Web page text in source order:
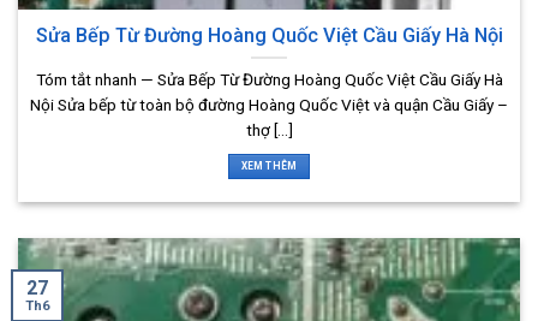
Sửa Bếp Từ Đường Hoàng Quốc Việt Cầu Giấy Hà Nội
Tóm tắt nhanh — Sửa Bếp Từ Đường Hoàng Quốc Việt Cầu Giấy Hà
Nội Sửa bếp từ toàn bộ đường Hoàng Quốc Việt và quận Cầu Giấy –
thợ [...]
XEM THÊM
27
Th6